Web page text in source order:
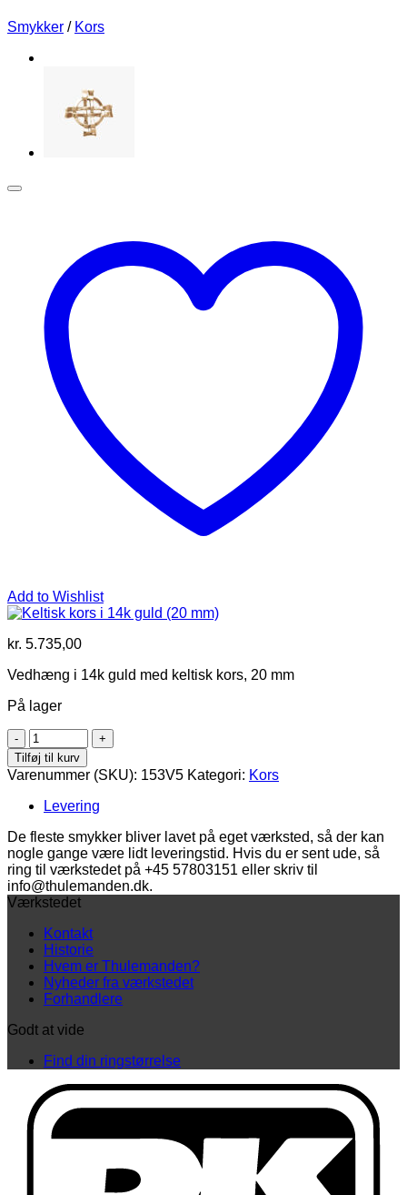
Smykker / Kors
Add to Wishlist
kr. 5.735,00
Vedhæng i 14k guld med keltisk kors, 20 mm
På lager
Keltisk
kors
i
14k
guld
(20
mm)
antal
Tilføj til kurv
Varenummer (SKU): 153V5 Kategori: Kors
Levering
De fleste smykker bliver lavet på eget værksted, så der kan
nogle gange være lidt leveringstid. Hvis du er sent ude, så
ring til værkstedet på +45 57803151 eller skriv til
info@thulemanden.dk.
Værkstedet
Kontakt
Historie
Hvem er Thulemanden?
Nyheder fra værkstedet
Forhandlere
Godt at vide
Find din ringstørrelse